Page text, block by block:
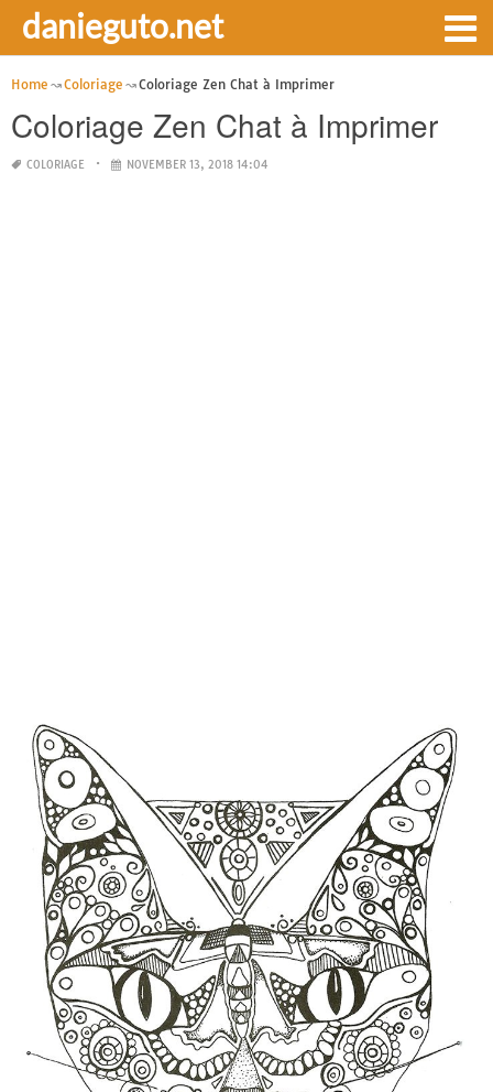
danieguto.net
Home Coloriage Coloriage Zen Chat à Imprimer
Coloriage Zen Chat à Imprimer
COLORIAGE NOVEMBER 13, 2018 14:04